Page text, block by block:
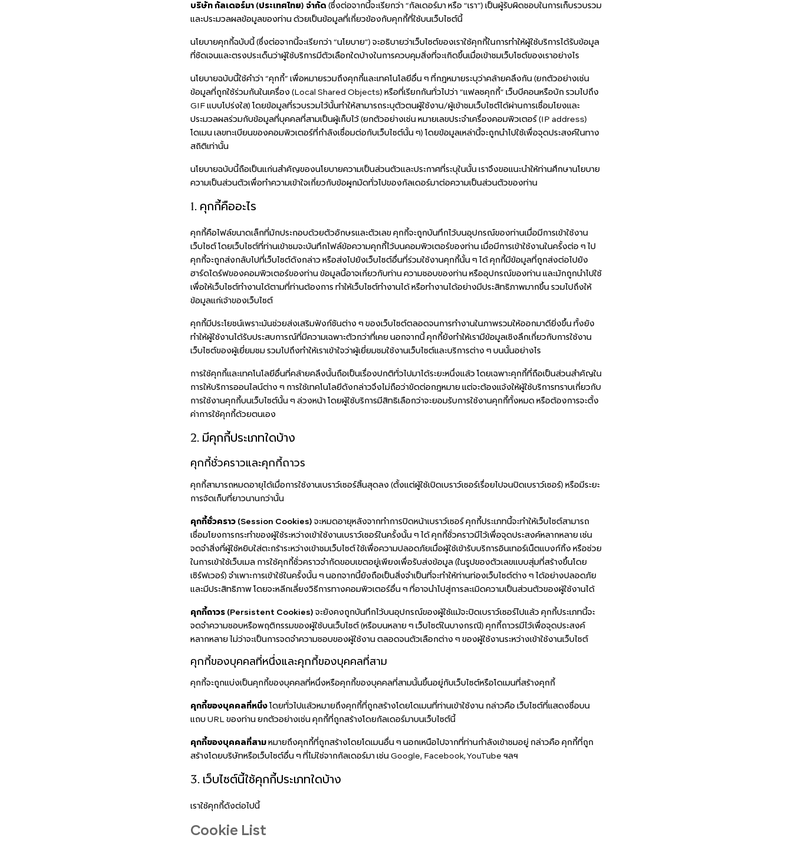
บริษัท กัลเดอร์มา (ประเทศไทย) จำกัด (ซึ่งต่อจากนี้จะเรียกว่า “กัลเดอร์มา หรือ “เรา”) เป็นผู้รับผิดชอบในการเก็บรวบรวม
และประมวลผลข้อมูลของท่าน ด้วยเป็นข้อมูลที่เกี่ยวข้องกับคุกกี้ที่ใช้บนเว็บไซต์นี้
นโยบายคุกกี้ฉบับนี้ (ซึ่งต่อจากนี้จะเรียกว่า “นโยบาย”) จะอธิบายว่าเว็บไซต์ของเราใช้คุกกี้ในการทำให้ผู้ใช้บริการได้รับข้อมูล
ที่ชัดเจนและตรงประเด็นว่าผู้ใช้บริการมีตัวเลือกใดบ้างในการควบคุมสิ่งที่จะเกิดขึ้นเมื่อเข้าชมเว็บโซต์ของเราอย่างไร
นโยบายฉบับนี้ใช้คำว่า “คุกกี้” เพื่อหมายรวมถึงคุกกี้และเทคโนโลยีอื่น ๆ ที่กฎหมายระบุว่าคล้ายคลึงกัน (ยกตัวอย่างเช่น
ข้อมูลที่ถูกใช้ร่วมกันในเครื่อง (Local Shared Objects) หรือที่เรียกกันทั่วไปว่า “แฟลชคุกกี้” เว็บบีคอนหรือบัก รวมไปถึง
GIF แบบโปร่งใส) โดยข้อมูลที่รวบรวมไว้นั้นทำให้สามารถระบุตัวตนผู้ใช้งาน/ผู้เข้าชมเว็บไซต์ได้ผ่านการเชื่อมโยงและ
ประมวลผลร่วมกับข้อมูลที่บุคคลที่สามเป็นผู้เก็บไว้ (ยกตัวอย่างเช่น หมายเลขประจำเครื่องคอมพิวเตอร์ (IP address)
โดเมน เลขทะเบียนของคอมพิวเตอร์ที่กำลังเชื่อมต่อกับเว็บไซต์นั้น ๆ) โดยข้อมูลเหล่านี้จะถูกนำไปใช้เพื่อจุดประสงค์ในทาง
สถิติเท่านั้น
นโยบายฉบับนี้ถือเป็นแก่นสำคัญของนโยบายความเป็นส่วนตัวและประกาศที่ระบุในนั้น เราจึงขอแนะนำให้ท่านศึกษานโยบาย
ความเป็นส่วนตัวเพื่อทำความเข้าใจเกี่ยวกับข้อผูกมัดทั่วไปของกัลเดอร์มาต่อความเป็นส่วนตัวของท่าน
1. คุกกี้คืออะไร
คุกกี้คือไฟล์ขนาดเล็กที่มักประกอบด้วยตัวอักษรและตัวเลข คุกกี้จะถูกบันทึกไว้บนอุปกรณ์ของท่านเมื่อมีการเข้าใช้งาน
เว็บไซต์ โดยเว็บไซต์ที่ท่านเข้าชมจะบันทึกไฟล์ข้อความคุกกี้ไว้บนคอมพิวเตอร์ของท่าน เมื่อมีการเข้าใช้งานในครั้งต่อ ๆ ไป
คุกกี้จะถูกส่งกลับไปที่เว็บไซต์ดังกล่าว หรือส่งไปยังเว็บไซต์อื่นที่ร่วมใช้งานคุกกี้นั้น ๆ ได้ คุกกี้มีข้อมูลที่ถูกส่งต่อไปยัง
ฮาร์ดไดร์ฟของคอมพิวเตอร์ของท่าน ข้อมูลนี้อาจเกี่ยวกับท่าน ความชอบของท่าน หรืออุปกรณ์ของท่าน และมักถูกนำไปใช้
เพื่อให้เว็บไซต์ทำงานได้ตามที่ท่านต้องการ ทำให้เว็บไซต์ทำงานได้ หรือทำงานได้อย่างมีประสิทธิภาพมากขึ้น รวมไปถึงให้
ข้อมูลแก่เจ้าของเว็บไซต์
คุกกี้มีประโยชน์เพราะมันช่วยส่งเสริมฟังก์ชันต่าง ๆ ของเว็บไซต์ตลอดจนการทำงานในภาพรวมให้ออกมาดียิ่งขึ้น ทั้งยัง
ทำให้ผู้ใช้งานได้รับประสบการณ์ที่มีความเฉพาะตัวกว่าที่เคย นอกจากนี้ คุกกี้ยังทำให้เรามีข้อมูลเชิงลึกเกี่ยวกับการใช้งาน
เว็บไซต์ของผู้เยี่ยมชม รวมไปถึงทำให้เราเข้าใจว่าผู้เยี่ยมชมใช้งานเว็บไซต์และบริการต่าง ๆ บนนั้นอย่างไร
การใช้คุกกี้และเทคโนโลยีอื่นที่คล้ายคลึงนั้นถือเป็นเรื่องปกติทั่วไปมาได้ระยะหนึ่งแล้ว โดยเฉพาะคุกกี้ที่ถือเป็นส่วนสำคัญใน
การให้บริการออนไลน์ต่าง ๆ การใช้เทคโนโลยีดังกล่าวจึงไม่ถือว่าขัดต่อกฎหมาย แต่จะต้องแจ้งให้ผู้ใช้บริการทราบเกี่ยวกับ
การใช้งานคุกกี้บนเว็บไซต์นั้น ๆ ล่วงหน้า โดยผู้ใช้บริการมีสิทธิเลือกว่าจะยอมรับการใช้งานคุกกี้ทั้งหมด หรือต้องการจะตั้ง
ค่าการใช้คุกกี้ด้วยตนเอง
2. มีคุกกี้ประเภทใดบ้าง
คุกกี้ชั่วคราวและคุกกี้ถาวร
คุกกี้สามารถหมดอายุได้เมื่อการใช้งานเบราว์เซอร์สิ้นสุดลง (ตั้งแต่ผู้ใช้เปิดเบราว์เซอร์เรื่อยไปจนปิดเบราว์เซอร์) หรือมีระยะ
การจัดเก็บที่ยาวนานกว่านั้น
คุกกี้ชั่วคราว (Session Cookies) จะหมดอายุหลังจากทำการปิดหน้าเบราว์เซอร์ คุกกี้ประเภทนี้จะทำให้เว็บไซต์สามารถ
เชื่อมโยงการกระทำของผู้ใช้ระหว่างเข้าใช้งานเบราว์เซอร์ในครั้งนั้น ๆ ได้ คุกกี้ชั่วคราวมีไว้เพื่อจุดประสงค์หลากหลาย เช่น
จดจำสิ่งที่ผู้ใช้หยิบใส่ตะกร้าระหว่างเข้าชมเว็บไซต์ ใช้เพื่อความปลอดภัยเมื่อผู้ใช้เข้ารับบริการอินเทอร์เน็ตแบงก์กิ้ง หรือช่วย
ในการเข้าใช้เว็บเมล การใช้คุกกี้ชั่วคราวจำกัดขอบเขตอยู่เพียงเพื่อรับส่งข้อมูล (ในรูปของตัวเลขแบบสุ่มที่สร้างขึ้นโดย
เซิร์ฟเวอร์) จำเพาะการเข้าใช้ในครั้งนั้น ๆ นอกจากนี้ยังถือเป็นสิ่งจำเป็นที่จะทำให้ท่านท่องเว็บไซต์ต่าง ๆ ได้อย่างปลอดภัย
และมีประสิทธิภาพ โดยจะหลีกเลี่ยงวิธีการทางคอมพิวเตอร์อื่น ๆ ที่อาจนำไปสู่การละเมิดความเป็นส่วนตัวของผู้ใช้งานได้
คุกกี้ถาวร (Persistent Cookies) จะยังคงถูกบันทึกไว้บนอุปกรณ์ของผู้ใช้แม้จะปิดเบราว์เซอร์ไปแล้ว คุกกี้ประเภทนี้จะ
จดจำความชอบหรือพฤติกรรมของผู้ใช้บนเว็บไซต์ (หรือบนหลาย ๆ เว็บไซต์ในบางกรณี) คุกกี้ถาวรมีไว้เพื่อจุดประสงค์
หลากหลาย ไม่ว่าจะเป็นการจดจำความชอบของผู้ใช้งาน ตลอดจนตัวเลือกต่าง ๆ ของผู้ใช้งานระหว่างเข้าใช้งานเว็บไซต์
คุกกี้ของบุคคลที่หนึ่งและคุกกี้ของบุคคลที่สาม
คุกกี้จะถูกแบ่งเป็นคุกกี้ของบุคคลที่หนึ่งหรือคุกกี้ของบุคคลที่สามนั้นขึ้นอยู่กับเว็บไซต์หรือโดเมนที่สร้างคุกกี้
คุกกี้ของบุคคลที่หนึ่งโดยทั่วไปแล้วหมายถึงคุกกี้ที่ถูกสร้างโดยโดเมนที่ท่านเข้าใช้งาน กล่าวคือ เว็บไซต์ที่แสดงชื่อบน
แถบ URL ของท่าน ยกตัวอย่างเช่น คุกกี้ที่ถูกสร้างโดยกัลเดอร์มาบนเว็บไซต์นี้
คุกกี้ของบุคคลที่สามหมายถึงคุกกี้ที่ถูกสร้างโดยโดเมนอื่น ๆ นอกเหนือไปจากที่ท่านกำลังเข้าชมอยู่ กล่าวคือ คุกกี้ที่ถูก
สร้างโดยบริษัทหรือเว็บไซต์อื่น ๆ ที่ไม่ใช่จากกัลเดอร์มา เช่น Google, Facebook, YouTube ฯลฯ
3. เว็บไซต์นี้ใช้คุกกี้ประเภทใดบ้าง
เราใช้คุกกี้ดังต่อไปนี้
Cookie List